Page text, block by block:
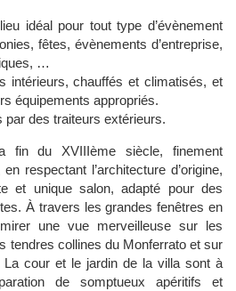
idéal pour tout type d’évènement
fêtes, évènements d’entreprise,
…
intérieurs, chauffés et climatisés, et
équipements appropriés.
des traiteurs extérieurs.
fin du XVIIIème siècle, finement
respectant l’architecture d’origine,
et unique salon, adapté pour des
À travers les grandes fenêtres en
une vue merveilleuse sur les
tendres collines du Monferrato et sur
La cour et le jardin de la villa sont à
de somptueux apéritifs et